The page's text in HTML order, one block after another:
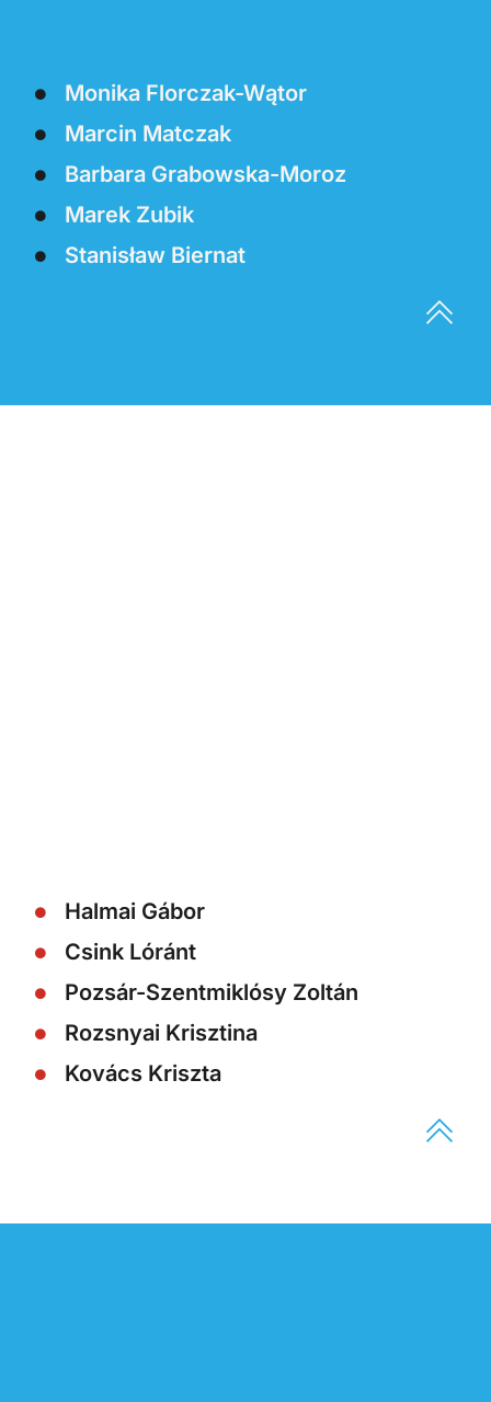
Monika Florczak-Wątor
Marcin Matczak
Barbara Grabowska-Moroz
Marek Zubik
Stanisław Biernat
Halmai Gábor
Csink Lóránt
Pozsár-Szentmiklósy Zoltán
Rozsnyai Krisztina
Kovács Kriszta